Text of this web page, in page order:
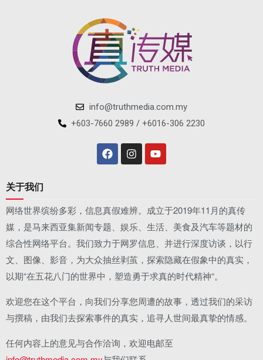
info@truthmedia.com.my
+603-7660 2989 / +6016-306 2230
关于我们
网络世界缤纷多彩，信息真假难辨。成立于2019年11月的真传
媒，是马来西亚集新闻专题、娱乐、生活、美食及汽车等题材的
综合性网络平台。我们致力于网罗信息、并进行深度访谈，以行
文、图像、影音，为大众抽丝剥茧，探索隐藏在假象中的真实，
以期“在五花八门的世界中，塑造勇于求真的时代精神“。
欢迎您在这个平台，向我们分享您周遭的故事，透过我们的采访
与撰稿，由我们去探索事件的真实，追寻人世间最真挚的情感。
任何内容上的意见与合作洽询，欢迎电邮至